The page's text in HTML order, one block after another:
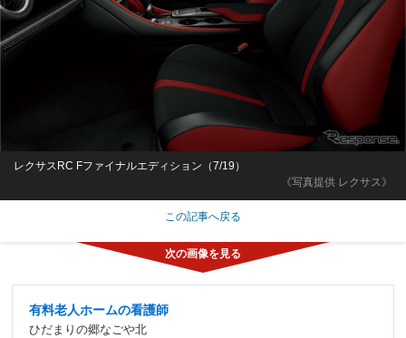
《写真提供 レクサス》
レクサスRC Fファイナルエディション（7/19）
この記事へ戻る
有料老人ホームの看護師
ひだまりの郷なごや北